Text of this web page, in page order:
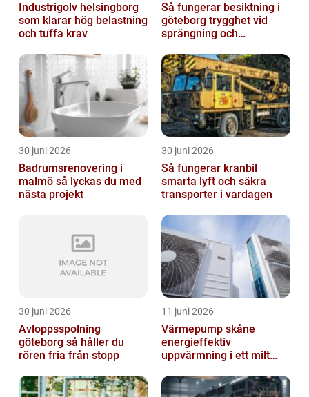
Industrigolv helsingborg
som klarar hög belastning
och tuffa krav
Så fungerar besiktning i
göteborg trygghet vid
sprängning och
30 juni 2026
Badrumsrenovering i
malmö så lyckas du med
nästa projekt
30 juni 2026
Så fungerar kranbil
smarta lyft och säkra
transporter i vardagen
30 juni 2026
Avloppsspolning
göteborg så håller du
rören fria från stopp
11 juni 2026
Värmepump skåne
energieffektiv
uppvärmning i ett milt